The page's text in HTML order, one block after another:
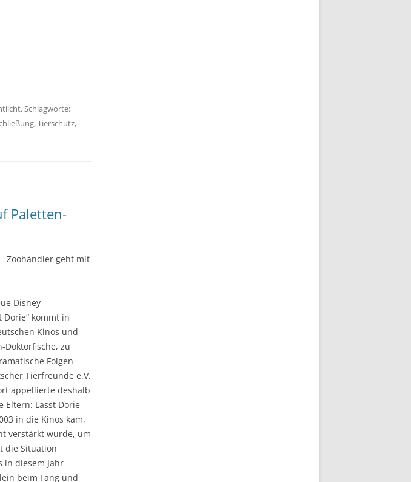
Schlagworte:
,Tierschutz,
Paletten-
Zoohändler geht mit
Disney-
kommt in
Kinos und
Doktorfische, zu
Folgen
Tierfreunde e.V.
appellierte deshalb
Eltern: Lasst Dorie
in die Kinos kam,
verstärkt wurde, um
die Situation
in diesem Jahr
beim Fang und